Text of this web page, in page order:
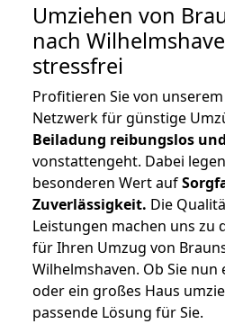
Umziehen von
nach
stressfrei
Profitieren Sie von
Netzwerk für günstige
Beiladung reibungslos
vonstattengeht. Dabei
besonderen Wert auf
Zuverlässigkeit. Die
Leistungen machen uns zu
für Ihren Umzug von
Wilhelmshaven. Ob Sie
oder ein großes Haus
passende Lösung für Sie.